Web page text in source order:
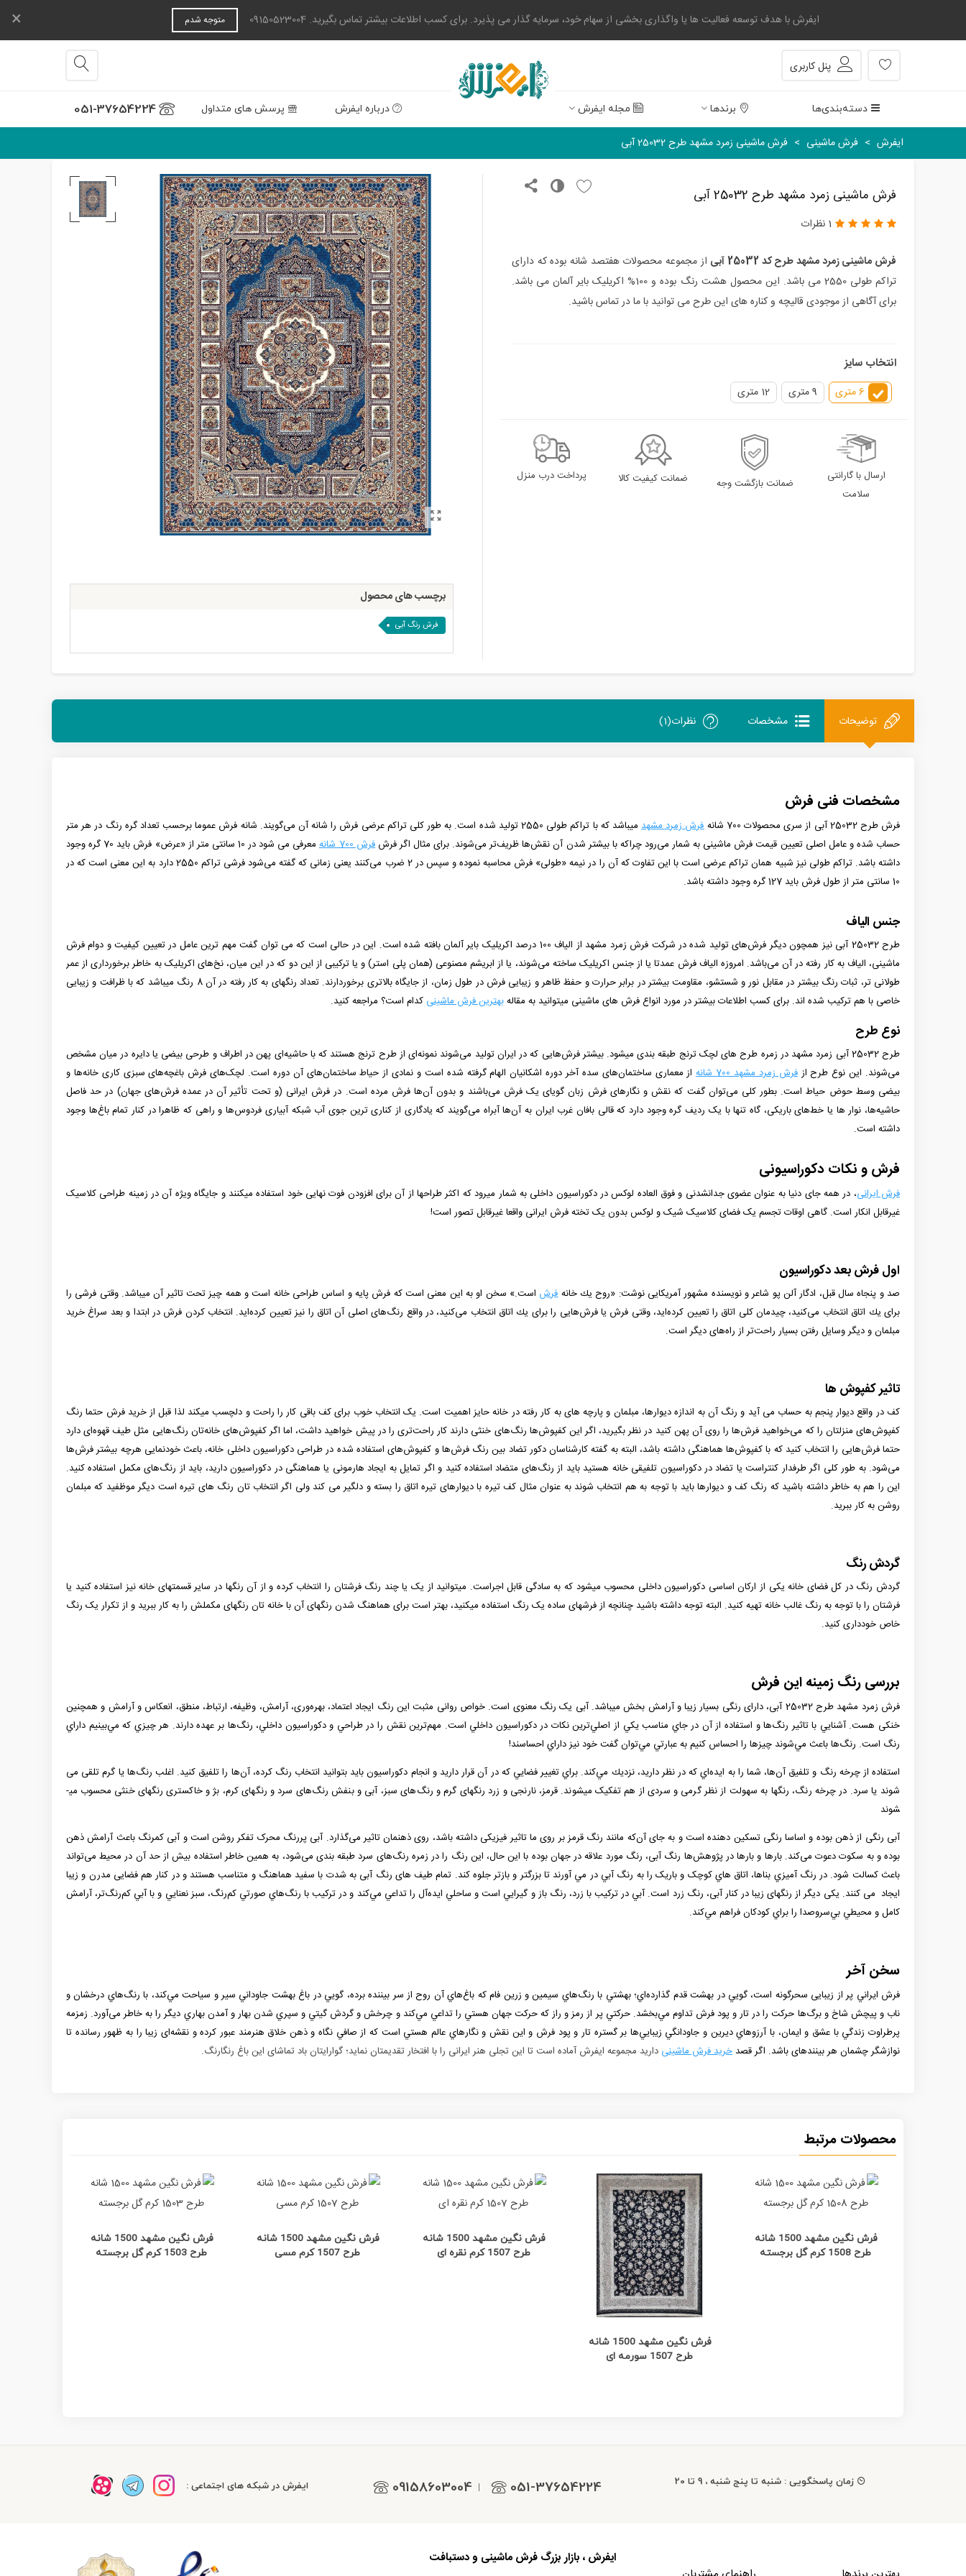
ایفرش با هدف توسعه فعالیت ها یا واگذاری بخشی از سهام خود، سرمایه گذار می پذیرد. برای کسب اطلاعات بیشتر تماس بگیرید. 09150523004 متوجه شدم ×
پنل کاربری
دسته‌بندی‌ها برندها مجله ایفرش درباره ایفرش پرسش های متداول 051-37654224
ایفرش > فرش ماشینی > فرش ماشینی زمرد مشهد طرح 25032 آبی
برچسب های محصول
فرش رنگ آبی
فرش ماشینی زمرد مشهد طرح 25032 آبی
1 نظرات
فرش ماشینی زمرد مشهد طرح کد 25032 آبی
از مجموعه محصولات هفتصد شانه بوده که دارای
تراکم طولی 2550 می باشد. این محصول هشت رنگ بوده و 100% اکریلیک بایر آلمان می باشد.
برای آگاهی از موجودی قالیچه و کناره های این طرح می توانید با ما در تماس باشید.
انتخاب سایز
6 متری 9 متری 12 متری
ارسال با گارانتی
سلامت
ضمانت بازگشت وجه ضمانت کیفیت کالا پرداخت درب منزل
توضیحات مشخصات نظرات(1)
مشخصات فنی فرش
فرش طرح 25032 آبی از سری محصولات 700 شانه فرش زمرد مشهد
می­باشد که با تراکم طولی 2550 تولید شده است. به طور کلی تراکم عرضی فرش را شانه آن می‌گویند. شانه فرش عموما برحسب تعداد گره رنگ در هر متر
حساب شده و عامل اصلی تعیین قیمت فرش ماشینی به شمار می‌رود چراکه با بیشتر شدن آن نقش‌ها ظریف‌تر می‌شوند. برای مثال اگر فرشفرش 700 شانه
معرفی می شود در 10 سانتی متر از «عرض» فرش باید 70 گره وجود
داشته باشد.
تراکم طولی نیز شبیه همان تراکم عرضی است با این تفاوت که آن را در نیمه «طولی» فرش محاسبه نموده و سپس در 2 ضرب می‌کنند یعنی زمانی که گفته می‌شود فرشی تراکم 2550 دارد به این معنی است که در
10 سانتی متر از طول فرش باید 127 گره وجود داشته باشد.
جنس الیاف
طرح 25032 آبی
نیز همچون دیگر فرش‌های تولید شده در شرکت فرش زمرد مشهد از الیاف 100 درصد اکریلیک بایر آلمان بافته شده است. این در حالی است که می توان گفت مهم ترین عامل در تعیین کیفیت و دوام فرش
ماشینی، الیاف به کار رفته در آن می‌باشد. امروزه الیاف فرش عمدتا یا از جنس اکریلیک ساخته می‌شوند، یا از ابریشم مصنوعی (همان پلی استر) و یا ترکیبی از این دو که در این میان، نخ‌های اکریلیک به خاطر برخورداری از عمر
طولانی تر، ثبات رنگ بیشتر در مقابل نور و شستشو، مقاومت بیشتر در برابر حرارت و حفظ ظاهر و زیبایی فرش در طول زمان، از جایگاه بالاتری برخوردارند. تعداد رنگ­­های به کار رفته در آن 8 رنگ می­باشد که با ظرافت و زیبایی
خاصی با هم ترکیب شده­ اند. برای کسب اطلاعات بیشتر در مورد انواع فرش های ماشینی میتوانید به مقالهبهترین فرش ماشینی کدام است؟ مراجعه کنید.
نوع طرح
طرح 25032 آبی زمرد مشهد در زمره طرح های لچک ترنج طبقه بندی می­شود. بیشتر فرش‌هایی که در ایران تولید می‌شوند نمونه‌ای از طرح ترنج هستند که با حاشیه‌ای پهن در اطراف و طرحی بیضی یا دایره در میان مشخص
می‌شوند. این نوع طرح ازفرش زمرد مشهد 700 شانه ازمعماری ساختمان‌های سده آخر دوره اشکانیان الهام گرفته شده است و نمادی از حیاط ساختمان‌های آن دوره است. لچک‌های فرش باغچه‌های سبزی کاری خانه‌ها و
بیضی وسط حوض حیاط است. بطور کلی می‌توان گفت که نقش و نگارهای فرش زبان گویای یک فرش می‌باشند و بدون آن‌ها فرش مرده است. در فرش ایرانی (و تحت تأثیر آن در عمده فرش‌های جهان) در حد فاصل
حاشیه‌ها، نوار ها یا خط‌های باریکی، ‌گاه تنها با یک ردیف گره وجود دارد که قالی بافان غرب ایران به آن‌ها آبراه می‌گویند که یادگاری از کناری ترین جوی آب شبکه‌ آبیاری فردوس‌ها و راهی که ظاهرا در کنار تمام باغ‌ها وجود
داشته است.
فرش و نکات دکوراسیونی
فرش ایرانی، در همه جای دنیا به عنوان عضوی جدانشدنی و فوق العاده لوکس در دکوراسیون داخلی به شمار میرود که اکثر طراح­ها از آن برای افزودن فوت نهایی خود استفاده می­کنند و جایگاه ویژه آن در زمینه طراحی کلاسیک
غیرقابل انکار است. گاهی اوقات تجسم یک فضای کلاسیک شیک و لوکس بدون یک تخته فرش ایرانی واقعا غیرقابل تصور است!
اول فرش بعد دکوراسیون
صد و پنجاه سال قبل، ادگار آلن پو شاعر و نویسنده مشهور آمریکایی نوشت: «روح یك خانهفرش است.» سخن او به این معنی است كه فرش پایه و اساس طراحی خانه است و همه چیز تحت تاثیر آن می­باشد. وقتی فرشی را
برای یك اتاق انتخاب می‌كنید، چیدمان كلی اتاق را تعیین كرده‌اید، وقتی فرش یا فرش‌هایی را برای یك اتاق انتخاب می‌كنید، در واقع رنگ‌های اصلی آن اتاق را نیز تعیین كرده‌اید. انتخاب کردن فرش در ابتدا و بعد سراغ خرید
مبلمان و دیگر وسایل رفتن بسیار راحت‌تر از راه‌های دیگر است.
تاثیر کفپوش ها
کف در واقع دیوار پنجم به حساب می­ آید و رنگ آن به اندازه دیوارها، مبلمان و پارچه­ های به کار رفته در خانه حایز اهمیت است. یک انتخاب خوب برای کف باقی کار را راحت و دلچسب می­کند لذا قبل از خرید فرش حتما رنگ
کفپوش‌های منزلتان را که می‌خواهید فرش‌ها را روی آن پهن کنید در نظر بگیرید، اگر این کفپوش‌ها رنگ‌های خنثی دارند کار راحت‌تری را در پیش خواهید داشت، اما اگر کفپوش‌های خانه‌تان رنگ‌هایی مثل طیف قهوه‌ای دارد
حتما فرش‌هایی را انتخاب کنید که با کفپوش‌ها هماهنگی داشته باشد، البته به گفته کارشناسان دکور تضاد بین رنگ فرش‌ها و کفپوش‌های استفاده شده در طراحی دکوراسیون داخلی خانه، باعث خودنمایی هرچه بیشتر فرش‌ها
می‌شود. به طور کلی اگر طرفدار کنتراست یا تضاد در دکوراسیون تلفیقی خانه هستید باید از رنگ‌های متضاد استفاده کنید و اگر تمایل به ایجاد هارمونی یا هماهنگی در دکوراسیون دارید، باید از رنگ‌های مکمل استفاده کنید.
این را هم به خاطر داشته باشید که رنگ کف و دیوارها باید با توجه به هم انتخاب شوند به عنوان مثال کف تیره با دیوارهای تیره اتاق را بسته و دلگیر می کند ولی اگر انتخاب تان رنگ های تیره است دیگر موظفید که مبلمان
روشن به کار ببرید.
گردش رنگ
گردش رنگ در کل فضای خانه یکی از ارکان اساسی دکوراسیون داخلی محسوب می­شود که به سادگی قابل اجراست. می­توانید از یک یا چند رنگ فرش­تان را انتخاب کرده و از آن رنگ­ها در سایر قسمت­های خانه نیز استفاده کنید یا
فرشتان را با توجه به رنگ غالب خانه تهیه کنید. البته توجه داشته باشید چنانچه از فرش­های ساده یک رنگ استفاده می­کنید، بهتر است برای هماهنگ شدن رنگ­های آن با خانه­ تان رنگ­های مکملش را به کار ببرید و از تکرار یک رنگ
خاص خودداری کنید.
بررسی رنگ زمینه این فرش
فرش زمرد مشهد طرح 25032 آبی، دارای رنگی بسیار زیبا و آرامش بخش می­باشد. آبی یک رنگ معنوی است. خواص روانی مثبت این رنگ ایجاد اعتماد، بهره‌وری، آرامش، وظیفه، ارتباط، منطق، انعکاس و آرامش و همچنین
خنکی هست. آشنايي با تاثير رنگ‌ها و استفاده از آن‌ در جاي مناسب يكي از اصلي‌ترين نكات در دكوراسيون داخلي است. مهم‌ترين نقش را در طراحي و دكوراسيون داخلي، رنگ‌ها بر عهده دارند. هر چيزي كه مي‌بينيم داراي
رنگ است. رنگ‌ها باعث مي‌شوند چيزها را احساس كنيم به عبارتي مي‌توان گفت خود نيز داراي احساسند!
استفاده از چرخه رنگ و تلفيق آن‌ها، شما را به ايده‌اي كه در نظر داريد، نزديك مي‌كند. براي تغيير فضايي كه در آن قرار داريد و انجام دكوراسيون بايد بتوانيد انتخاب رنگ كرده، آن‌ها را تلفيق كنيد. اغلب رنگ‌ها يا گرم تلقی می
شوند يا سرد. در چرخه رنگ، رنگ­ها به سهولت از نظر گرمی و سردی از هم تفکيک می­شوند. قرمز، نارنجی و زرد رنگ­های گرم و رنگ‌های سبز، آبی و بنفش رنگ‌های سرد و رنگ­های کرم، بژ و خاکستری رنگهای خنثی محسوب می­
شوند
آبی رنگی از ذهن بوده و اساسا رنگی تسکین دهنده است و به جای آن‌که مانند رنگ قرمز بر روی ما تاثیر فیزیکی داشته باشد، روی ذهنمان تاثیر می‌گذارد. آبی پررنگ محرک تفکر روشن است و آبی کمرنگ باعث آرامش ذهن
بوده و به سکوت دعوت می‌کند. بارها و بارها در پژوهش‌ها رنگ آبی، رنگ مورد علاقه در جهان بوده با این حال، این رنگ را در زمره رنگ‌های سرد طبقه بندی می‌شود، به همین خاطر استفاده بیش از حد آن در محیط می‌تواند
باعث کسالت شود. در رنگ آميزي بناها، اتاق هاي کوچک و باريک را به رنگ آبي در مي آورند تا بزرگتر و بازتر جلوه کند. تمام طیف های رنگ آبی به شدت با سفید هماهنگ و متناسب هستند و در کنار هم فضایی مدرن و زیبا
ایجاد می کنند. یکی دیگر از رنگهای زیبا در کنار آبی، رنگ زرد است. آبي در تركيب با زرد، رنگ باز و گيرايي است و ساحلي ايده‌آل را تداعي مي‌كند و در تركيب با رنگ‌هاي صورتي كم‌رنگ، سبز نعنايي و با آبي كم‌رنگ‌تر، آرامش
‌كامل و محيطي بي‌سروصدا را براي كودكان فراهم مي‌كند.
سخن آخر
فرش ايراني پر از زيبایی سحرگونه است، گويي در بهشت قدم گذارده‌اي؛ بهشتي با رنگ‌هاي سيمين و زرين فام كه باغ‌هاي آن روح از سر بيننده برده، ‌گويي در باغ بهشت جاوداني سير و سياحت مي‌كند، با رنگ‌هاي درخشان و
ناب و پیچش شاخ و برگ‌ها حركت را در تار و پود فرش تداوم مي‌بخشد. حركتي پر از رمز و راز كه حركت جهان هستي را تداعي مي‌كند و چرخش و گردش گيتي و سپري شدن بهار و آمدن بهاري ديگر را به خاطر می‌آورد. زمزمه
پرطراوت زندگي با عشق و ايمان، با آرزوهاي ديرين و جاودانگي زيبايي‌ها بر گستره تار و پود فرش و اين نقش و نگارهاي عالم هستي است كه از صافي نگاه و ذهن خلاق هنرمند عبور كرده و نقشه‌ای زیبا را به ظهور رسانده تا
نوازشگر چشمان هر بیننده­ای باشد. اگر قصد خرید فرش ماشینی دارید مجموعه ایفرش آماده است تا این تجلی هنر ایرانی را با افتخار تقدیمتان نماید؛ گوارایتان باد تماشای این باغ رنگارنگ.
محصولات مرتبط
فرش نگین مشهد 1500 شانه
طرح 1508 کرم گل برجسته
فرش نگین مشهد 1500 شانه
طرح 1507 سورمه ای
فرش نگین مشهد 1500 شانه
طرح 1507 کرم نقره ای
فرش نگین مشهد 1500 شانه
طرح 1507 کرم مسی
فرش نگین مشهد 1500 شانه
طرح 1503 کرم گل برجسته
زمان پاسخگویی : شنبه تا پنج شنبه ، 9 تا 20 051-37654224
|
09158603004 ایفرش در شبکه های اجتماعی :
ایفرش ، بازار بزرگ فرش ماشینی و دستبافت